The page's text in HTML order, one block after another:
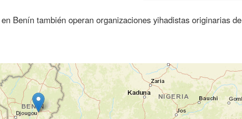
Benín también operan organizaciones yihadistas originarias de